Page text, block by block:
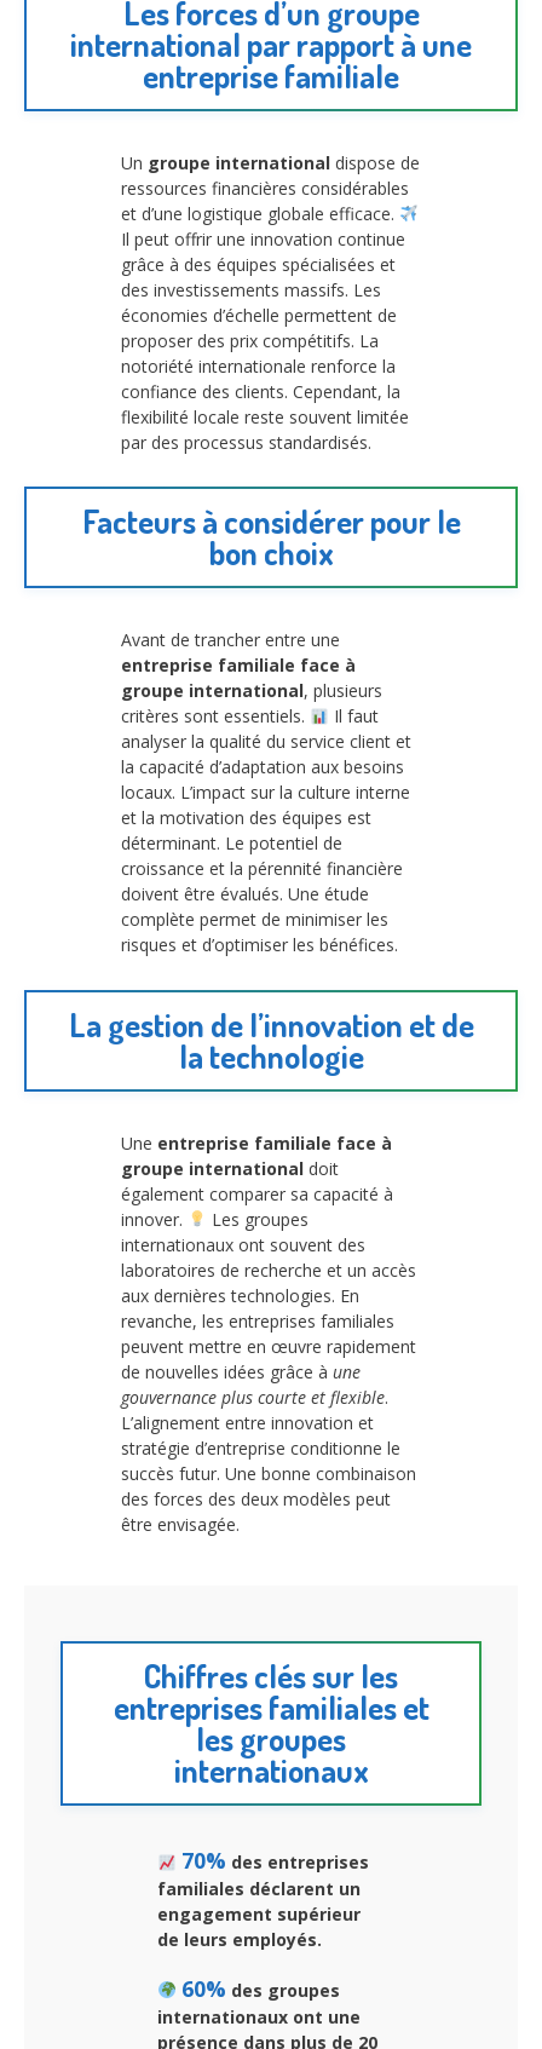
Les forces d’un groupe
international par rapport à une
entreprise familiale
Un groupe international dispose de
ressources financières considérables
et d’une logistique globale efficace.
Il peut offrir une innovation continue
grâce à des équipes spécialisées et
des investissements massifs. Les
économies d’échelle permettent de
proposer des prix compétitifs. La
notoriété internationale renforce la
confiance des clients. Cependant, la
flexibilité locale reste souvent limitée
par des processus standardisés.
Facteurs à considérer pour le
bon choix
Avant de trancher entre une
entreprise familiale face à
groupe international, plusieurs
critères sont essentiels.
Il faut
analyser la qualité du service client et
la capacité d’adaptation aux besoins
locaux. L’impact sur la culture interne
et la motivation des équipes est
déterminant. Le potentiel de
croissance et la pérennité financière
doivent être évalués. Une étude
complète permet de minimiser les
risques et d’optimiser les bénéfices.
La gestion de l’innovation et de
la technologie
Une entreprise familiale face à
groupe international doit
également comparer sa capacité à
innover.
Les groupes
internationaux ont souvent des
laboratoires de recherche et un accès
aux dernières technologies. En
revanche, les entreprises familiales
peuvent mettre en œuvre rapidement
de nouvelles idées grâce à une
gouvernance plus courte et flexible.
L’alignement entre innovation et
stratégie d’entreprise conditionne le
succès futur. Une bonne combinaison
des forces des deux modèles peut
être envisagée.
Chiffres clés sur les
entreprises familiales et
les groupes
internationaux
70% des entreprises
familiales déclarent un
engagement supérieur
de leurs employés.
60% des groupes
internationaux ont une
présence dans plus de 20